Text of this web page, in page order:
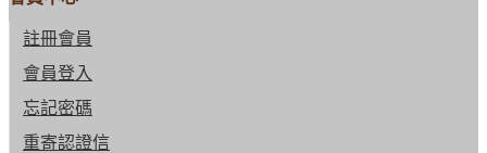
註冊會員
會員登入
忘記密碼
重寄認證信